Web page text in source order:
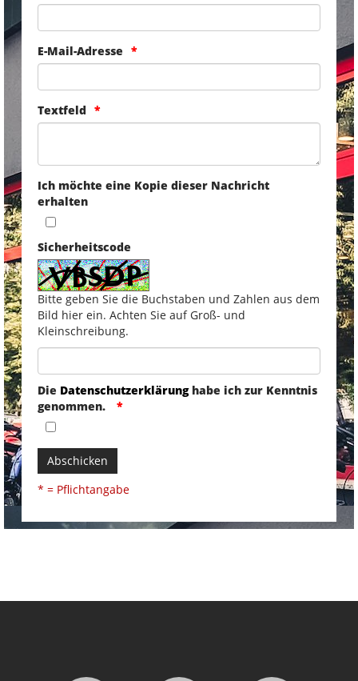
E-Mail-Adresse
Textfeld
Ich möchte eine Kopie dieser Nachricht
erhalten
Sicherheitscode
Bitte geben Sie die Buchstaben und Zahlen aus dem
Bild hier ein. Achten Sie auf Groß- und
Kleinschreibung.
Die Datenschutzerklärunghabe ich zur Kenntnis
genommen.
Abschicken
* = Pflichtangabe